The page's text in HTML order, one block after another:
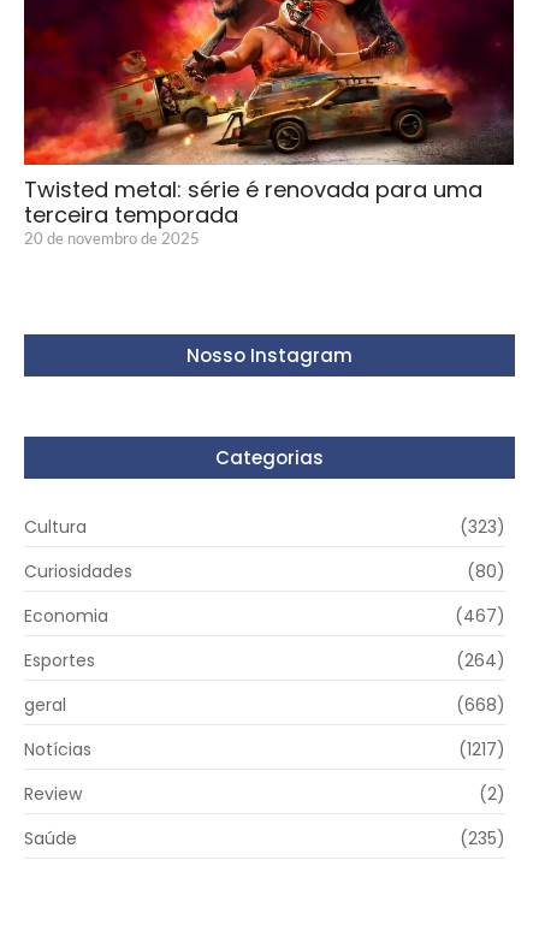
Twisted metal: série é renovada para uma
terceira temporada
20 de novembro de 2025
Nosso Instagram
Categorias
Cultura
(323)
Curiosidades
(80)
Economia
(467)
Esportes
(264)
geral
(668)
Notícias
(1217)
Review
(2)
Saúde
(235)